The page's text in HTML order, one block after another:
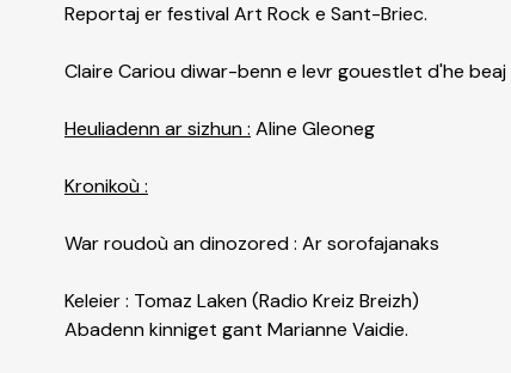
Reportaj er festival Art Rock e Sant-Briec.
Claire Cariou diwar-benn e levr gouestlet d'he
Heuliadenn ar sizhun : Aline Gleoneg
Kronikoù :
War roudoù an dinozored : Ar sorofajanaks
Keleier : Tomaz Laken (Radio Kreiz Breizh)
Abadenn kinniget gant Marianne Vaidie.